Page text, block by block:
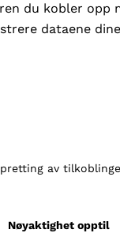
du kobler opp
dataene
av
Nøyaktighet opptil